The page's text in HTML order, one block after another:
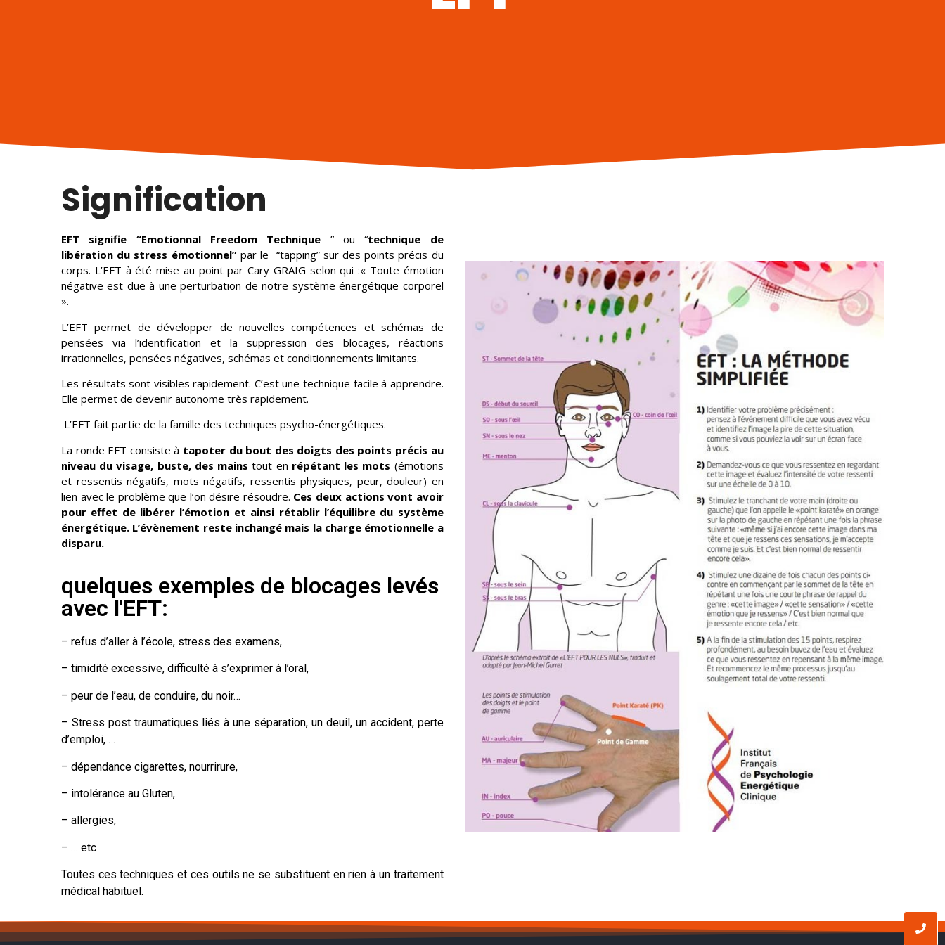
Signification
EFT signifie “Emotionnal Freedom Technique ” ou “technique de
libération du stress émotionnel”par le “tapping” sur des points précis du
corps. L’EFT à été mise au point par Cary GRAIG selon qui :« Toute émotion
négative est due à une perturbation de notre système énergétique corporel
».
L’EFT permet de développer de nouvelles compétences et schémas de
pensées via l’identification et la suppression des blocages, réactions
irrationnelles, pensées négatives, schémas et conditionnements limitants.
Les résultats sont visibles rapidement. C’est une technique facile à apprendre.
Elle permet de devenir autonome très rapidement.
L’EFT fait partie de la famille des techniques psycho-énergétiques.
La ronde EFT consiste à tapoter du bout des doigts des points précis au
niveau du visage, buste, des mains tout en répétant les mots (émotions
et ressentis négatifs, mots négatifs, ressentis physiques, peur, douleur) en
lien avec le problème que l’on désire résoudre. Ces deux actions vont avoir
pour effet de libérer l’émotion et ainsi rétablir l’équilibre du système
énergétique. L’évènement reste inchangé mais la charge émotionnelle a
disparu.
quelques exemples de blocages levés
avec l'EFT:
– refus d’aller à l’école, stress des examens,
– timidité excessive, difficulté à s’exprimer à l’oral,
– peur de l’eau, de conduire, du noir…
– Stress post traumatiques liés à une séparation, un deuil, un accident, perte
d’emploi, …
– dépendance cigarettes, nourrirure,
– intolérance au Gluten,
– allergies,
– … etc
Toutes ces techniques et ces outils ne se substituent en rien à un traitement
médical habituel.